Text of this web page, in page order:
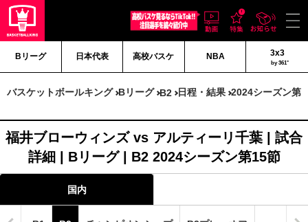
Bリーグ 日本代表 高校バスケ NBA 3x3
by 361°
バスケットボールキング Bリーグ B2 日程・結果 2024シーズン第
福井ブローウィンズ vs アルティーリ千葉 | 試合
詳細 | Bリーグ | B2 2024シーズン第15節
国内